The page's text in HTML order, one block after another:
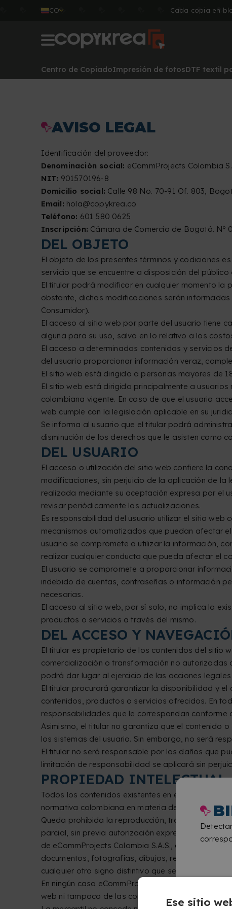
CO Cada copia en
Centro de CopiadoImpresión de fotosDTF textil
AVISO LEGAL
Identificación del proveedor:
Denominación social: eCommProjects Colombia
NIT: 901570196-8
Domicilio social: Calle 98 No. 70-91 Of. 803,
Email: hola@copykrea.co
Teléfono: 601 580 0625
Inscripción: Cámara de Comercio de Bogotá. Nº
DEL OBJETO
El objeto de los presentes términos y codiciones
servicio que se encuentre a disposición del
El titular podrá modificar en cualquier momento
obstante, dichas modificaciones serán
Consumidor).
El acceso al sitio web por parte del usuario tiene
alguna para su uso, salvo en lo relativo a los
El acceso a determinados contenidos y servicios
del usuario proporcionar información veraz,
El sitio web está dirigido a personas mayores de
El sitio web está dirigido principalmente a
colombiana vigente. En caso de que el usuario
web cumple con la legislación aplicable en su
Se informa al usuario que el titular podrá
disminución de los derechos que le asisten como
DEL USUARIO
El acceso o utilización del sitio web confiere la
modificaciones, sin perjuicio de la aplicación de la
realizada mediante su aceptación expresa por el
revisar periódicamente las actualizaciones.
Es responsabilidad del usuario utilizar el sitio
mecanismos automatizados que puedan afectar
usuario se compromete a utilizar la información,
realizar cualquier conducta que pueda afectar el
El usuario se compromete a proporcionar
indebido de cuentas, contraseñas o información
necesarias.
El acceso al sitio web, por sí solo, no implica la
productos o servicios a través del mismo.
DEL ACCESO Y
El titular es propietario de los contenidos del sitio
comercialización o transformación no
podrá dar lugar al ejercicio de las acciones
El titular procurará garantizar la disponibilidad y
contenidos, productos o servicios ofrecidos. En
responsabilidades que le correspondan conforme
Asimismo, el titular no garantiza que el contenido
los sistemas del usuario. Sin embargo, no será
El titular no será responsable por los daños que
limitación de responsabilidad se aplicará sin
PROPIEDAD INTELECTUAL
Todos los contenidos existentes en el sitio web
normativa colombiana en materia de propiedad
Queda prohibida la reproducción, transmisión,
parcial, sin previa autorización expresa y escrita
de eCommProjects Colombia S.A.S., como el
documentos, fotografías, dibujos,
cualquier otro signo distintivo que se utilice en
En ningún caso eCommProjects Colombia S.A.S.
web ni tampoco de las consecuencias que puedan
Ese sitio